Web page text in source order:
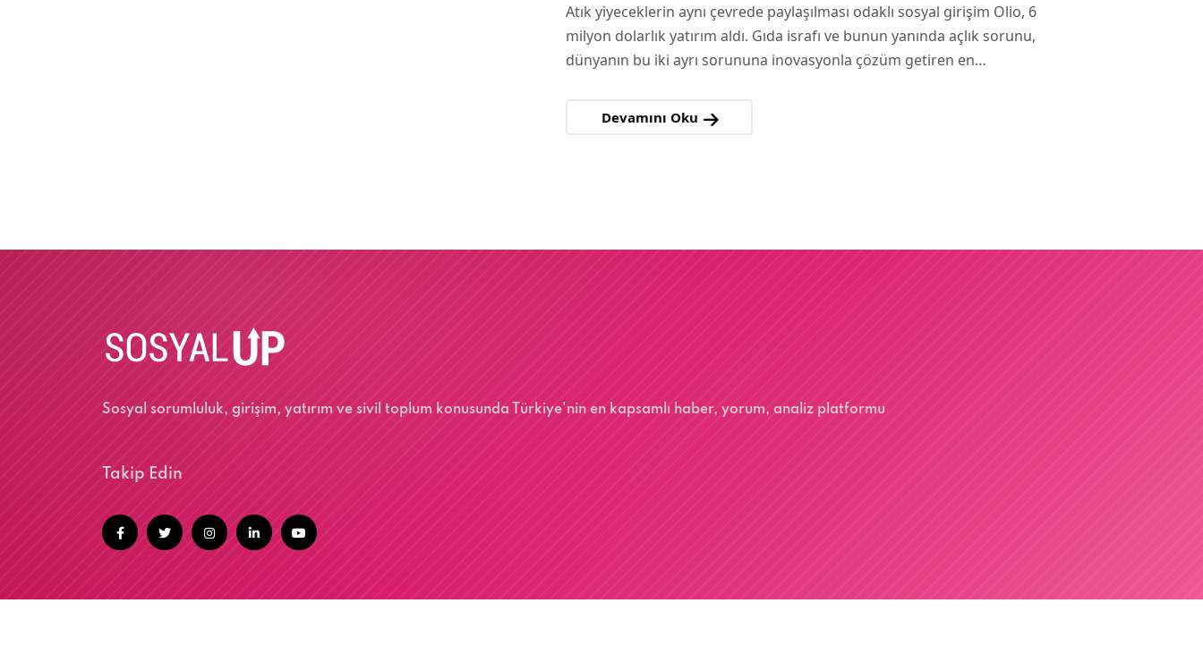
Atık yiyeceklerin aynı çevrede paylaşılması odaklı sosyal girişim Olio, 6
milyon dolarlık yatırım aldı. Gıda israfı ve bunun yanında açlık sorunu,
dünyanın bu iki ayrı sorununa inovasyonla çözüm getiren en…
Devamını Oku
Sosyal sorumluluk, girişim, yatırım ve sivil toplum konusunda Türkiye'nin en kapsamlı haber, yorum, analiz platformu
Takip Edin